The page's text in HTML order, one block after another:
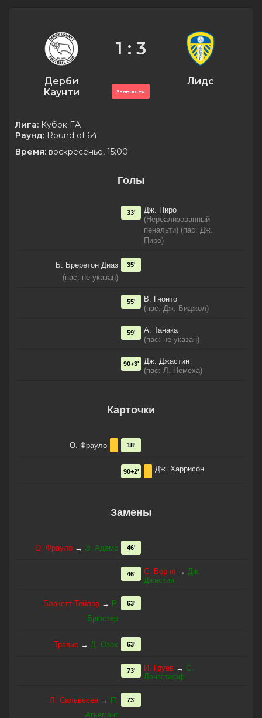
Дерби
Каунти
1 : 3
Завершён
Лидс
Лига: Кубок FA
Раунд: Round of 64
Время: воскресенье, 15:00
Голы
Дж. Пиро
(Нереализованный
пенальти) (пас: Дж.
Пиро)
33'
Б. Бреретон Диаз
(пас: не указан)
35'
В. Гнонто
(пас: Дж. Биджол)
55'
А. Танака
(пас: не указан)
59'
Дж. Джастин
(пас: Л. Немеха)
90+3'
Карточки
О. Фрауло 18'
Дж. Харрисон
90+2'
Замены
О. Фрауло → Э. Адамс 46'
С. Борно → Дж.
Джастин
46'
Блакетт-Тейлор → Р.
Брюстер
63'
Трэвис → Д. Озох 63'
И. Груев → С.
Лонгстафф
73'
Л. Сальвесен → П.
Агьеманг
73'